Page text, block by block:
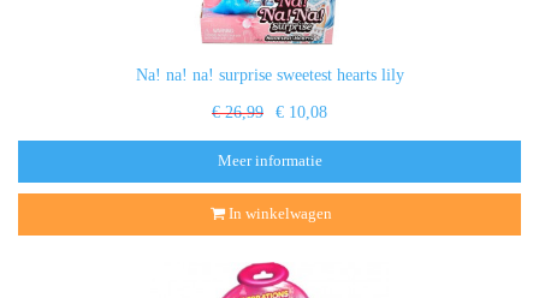
Na! na! na! surprise sweetest hearts lily
€ 26,99 € 10,08
Meer informatie
In winkelwagen